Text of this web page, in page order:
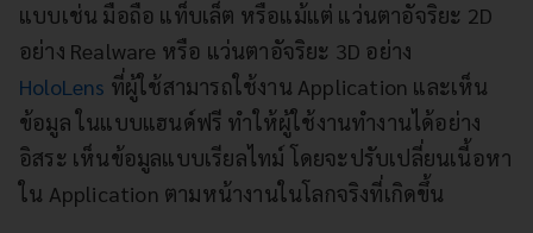
แบบเช่น มือถือ แท็บเล็ต หรือแม้แต่ แว่นตาอัจริยะ 2D
อย่าง Realware หรือ แว่นตาอัจริยะ 3D อย่าง
HoloLens ที่ผู้ใช้สามารถใช้งาน Application และเห็น
ข้อมูล ในแบบแฮนด์ฟรี ทำให้ผู้ใช้งานทำงานได้อย่าง
อิสระ เห็นข้อมูลแบบเรียลไทม์ โดยจะปรับเปลี่ยนเนี้อหา
ใน Application ตามหน้างานในโลกจริงที่เกิดขึ้น